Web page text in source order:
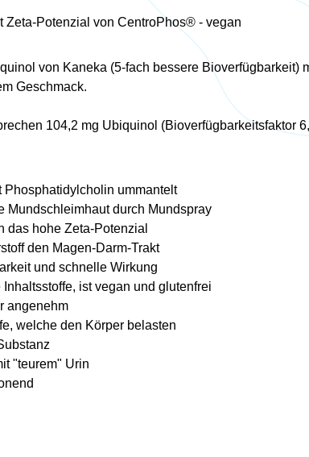
Zeta-Potenzial von CentroPhos® - vegan
von Kaneka (5-fach bessere
Geschmack.
104,2 mg Ubiquinol (Bioverfügbarkeitsfaktor
Phosphatidylcholin ummantelt
Mundschleimhaut durch Mundspray
das hohe Zeta-Potenzial
den Magen-Darm-Trakt
und schnelle Wirkung
ist vegan und glutenfrei
angenehm
welche den Körper belasten
"teurem" Urin